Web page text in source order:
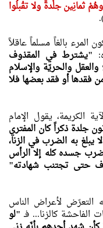
ثمانِين جلْدةً ولا تقْبلُوا
بالغاً مسلماً عاقلاً
"يشترط في المقذوف
والحريّة والإسلام
فقدها أو فقد بعضها فلا
الكريمة، يقول الإمام
جلدة ذكراً كان المفتري
به الضرب في الزنا،
جسده كله إلا الرأس
حتى تجتنب شهادته"
التعرّض لأعراض الناس
الفاحشة كالزنا... فـ "لو